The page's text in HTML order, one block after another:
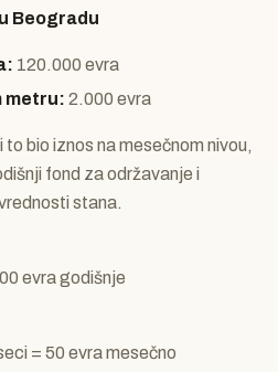
Beogradu
120.000 evra
metru: 2.000 evra
to bio iznos na mesečnom nivou,
fond za održavanje i
stana.
evra godišnje
= 50 evra mesečno